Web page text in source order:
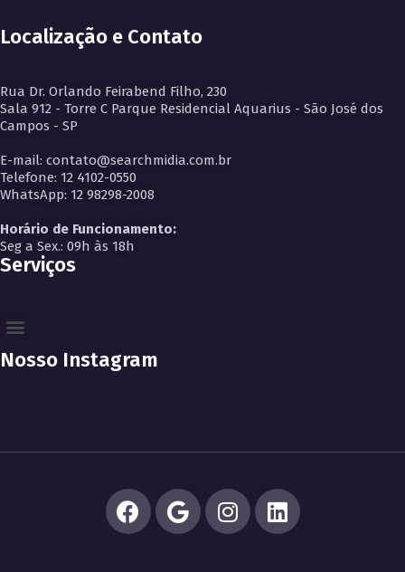
Localização e Contato
Rua Dr. Orlando Feirabend Filho, 230
Sala 912 - Torre C Parque Residencial Aquarius - São José dos
Campos - SP
E-mail: contato@searchmidia.com.br
Telefone: 12 4102-0550
WhatsApp: 12 98298-2008
Horário de Funcionamento:
Seg a Sex.: 09h às 18h
Serviços
Nosso Instagram